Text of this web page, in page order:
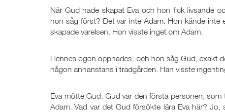
När Gud hade skapat Eva och hon fick livsande
hon såg först? Det var inte Adam. Hon kände
skapade varelsen. Hon visste inget om Adam.
Hennes ögon öppnades, och hon såg Gud, exakt
någon annanstans i trädgården. Han visste
Eva mötte Gud. Gud var den första personen,
Adam. Vad var det Gud försökte lära Eva här?